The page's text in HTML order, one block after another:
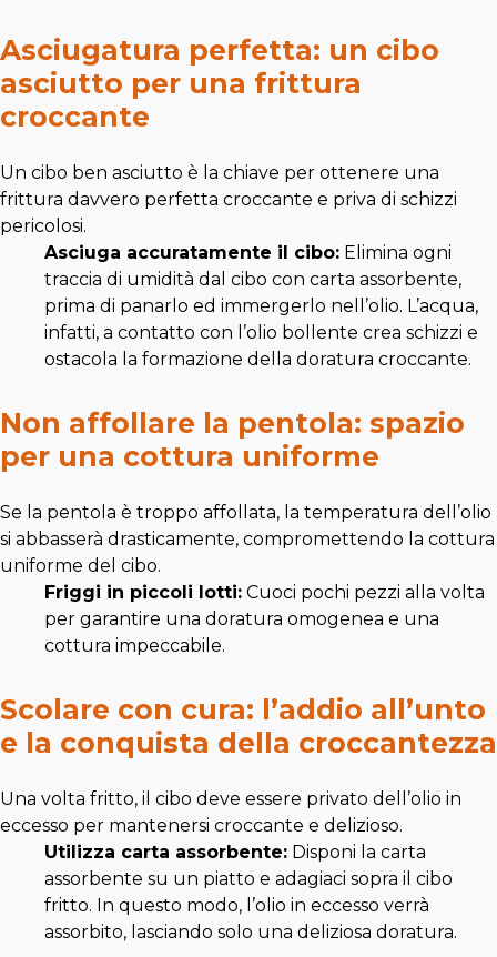
Asciugatura perfetta: un cibo
asciutto per una frittura
croccante
Un cibo ben asciutto è la chiave per ottenere una
frittura davvero perfetta croccante e priva di schizzi
pericolosi.
Asciuga accuratamente il cibo: Elimina ogni
traccia di umidità dal cibo con carta assorbente,
prima di panarlo ed immergerlo nell’olio. L’acqua,
infatti, a contatto con l’olio bollente crea schizzi e
ostacola la formazione della doratura croccante.
Non affollare la pentola: spazio
per una cottura uniforme
Se la pentola è troppo affollata, la temperatura dell’olio
si abbasserà drasticamente, compromettendo la cottura
uniforme del cibo.
Friggi in piccoli lotti: Cuoci pochi pezzi alla volta
per garantire una doratura omogenea e una
cottura impeccabile.
Scolare con cura: l’addio all’unto
e la conquista della croccantezza
Una volta fritto, il cibo deve essere privato dell’olio in
eccesso per mantenersi croccante e delizioso.
Utilizza carta assorbente: Disponi la carta
assorbente su un piatto e adagiaci sopra il cibo
fritto. In questo modo, l’olio in eccesso verrà
assorbito, lasciando solo una deliziosa doratura.